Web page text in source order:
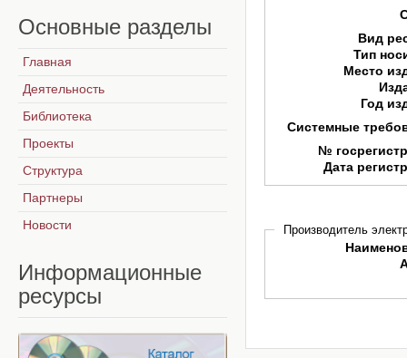
Вид
Тип
Место
Год
Системные
№
Дата
Производитель
Основные разделы
Главная
Деятельность
Библиотека
Проекты
Структура
Партнеры
Новости
Информационные
ресурсы